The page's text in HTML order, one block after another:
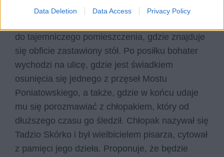
Data Deletion Data Access Privacy Policy
Na schodach spotyka towarzysza Sachera, który
do tajemniczego pomieszczenia, gdzie znajduje
się obficie zastawiony stół. Po posiłku bohater
wychodzi na ulicę, gdzie jest świadkiem
osunięcia się jednego z przęseł Mostu
Poniatowskiego, a także, gdzie w końcu udaje
mu się porozmawiać z chłopakiem, który od
dłuższego czasu go śledził. Chłopak nazywał się
Tadzio Skórko i był wielbicielem pisarza, cytował
z pamięci jego dzieła. Proponuje, że będzie